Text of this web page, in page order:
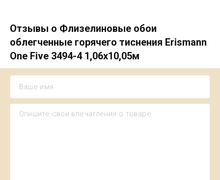
Отзывы о Флизелиновые обои
облегченные горячего тиснения Erismann
One Five 3494-4 1,06x10,05м